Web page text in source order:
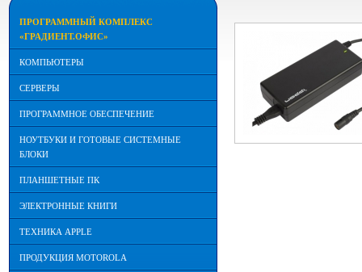
ПРОГРАММНЫЙ КОМПЛЕКС
«ГРАДИЕНТ.ОФИС»
КОМПЬЮТЕРЫ
СЕРВЕРЫ
ПРОГРАММНОЕ ОБЕСПЕЧЕНИЕ
НОУТБУКИ И ГОТОВЫЕ СИСТЕМНЫЕ
БЛОКИ
ПЛАНШЕТНЫЕ ПК
ЭЛЕКТРОННЫЕ КНИГИ
ТЕХНИКА APPLE
ПРОДУКЦИЯ MOTOROLA